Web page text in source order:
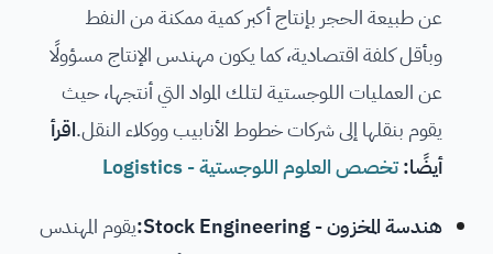
عن طبيعة الحجر بإنتاج أكبر كمية ممكنة من النفط
وبأقل كلفة اقتصادية، كما يكون مهندس الإنتاج مسؤولًا
عن العمليات اللوجستية لتلك المواد التي أنتجها، حيث
يقوم بنقلها إلى شركات خطوط الأنابيب ووكلاء النقل.اقرأ
أيضًا:تخصص العلوم اللوجستية - Logistics
هندسة المخزون - Stock Engineering:
يقوم المهندس